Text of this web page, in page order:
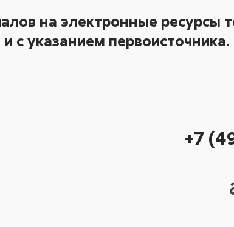
на электронные ресурсы
с указанием первоисточника.
+7